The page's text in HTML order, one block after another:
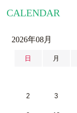
CALENDAR
2026年08月
日 月
2 3